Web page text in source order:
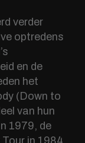
verder
optredens
en de
het
(Down to
van hun
1979, de